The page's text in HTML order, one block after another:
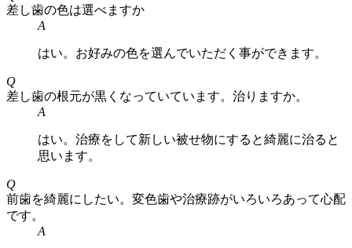
差し歯の色は選べますか
A
はい。お好みの色を選んでいただく事ができます。
Q
差し歯の根元が黒くなっていています。治りますか。
A
はい。治療をして新しい被せ物にすると綺麗に治ると
思います。
Q
前歯を綺麗にしたい。変色歯や治療跡がいろいろあって心配
です。
A